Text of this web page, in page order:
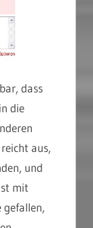
dass
die
aus,
und
mit
gefallen,